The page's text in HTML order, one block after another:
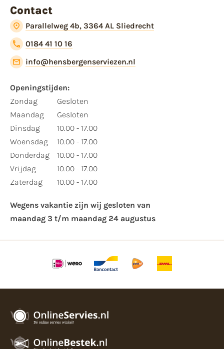
Contact
Parallelweg 4b, 3364 AL Sliedrecht
0184 41 10 16
info@hensbergenserviezen.nl
Openingstijden:​
​Zondag
Maandag
Dinsdag
Woensdag
Donderdag
Vrijdag
Zaterdag
Gesloten
Gesloten
10.00 - 17.00
10.00 - 17.00
10.00 - 17.00
10.00 - 17.00
10.00 - 17.00
Wegens vakantie zijn wij gesloten van ​
maandag 3 t/m maandag 24 augustus